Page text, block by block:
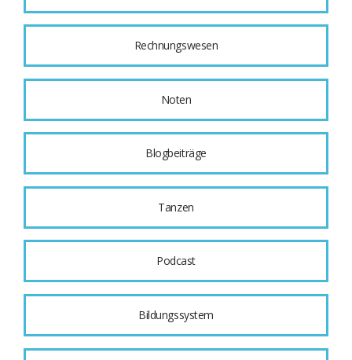
Rechnungswesen
Noten
Blogbeiträge
Tanzen
Podcast
Bildungssystem